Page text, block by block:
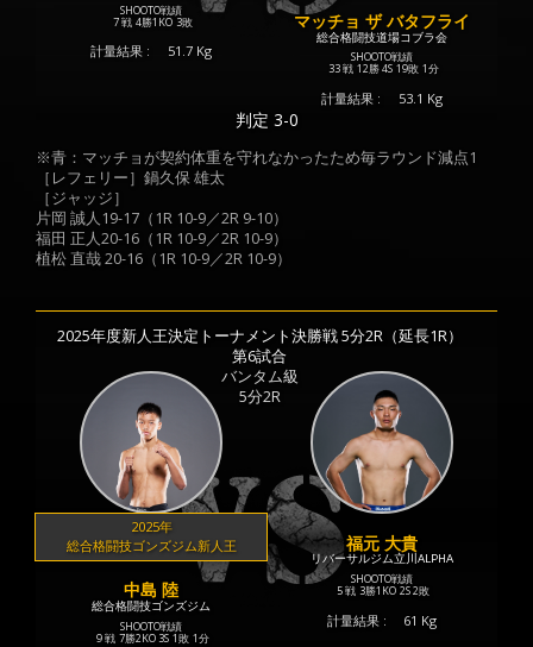
SHOOTO戦績
7 戦 4勝1KO 3敗
計量結果 : 51.7 Kg
マッチョ ザ バタフライ
総合格闘技道場コブラ会
SHOOTO戦績
33 戦 12勝 4S 19敗 1分
計量結果 : 53.1 Kg
判定 3-0
※青：マッチョが契約体重を守れなかったため毎ラウンド減点1
［レフェリー］鍋久保 雄太
［ジャッジ］
片岡 誠人19-17（1R 10-9／2R 9-10）
福田 正人20-16（1R 10-9／2R 10-9）
植松 直哉 20-16（1R 10-9／2R 10-9）
2025年度新人王決定トーナメント決勝戦 5分2R（延長1R）
第6試合
バンタム級
5分2R
2025年
総合格闘技ゴンズジム新人王
中島 陸
総合格闘技ゴンズジム
SHOOTO戦績
9 戦 7勝2KO 3S 1敗 1分
福元 大貴
リバーサルジム立川ALPHA
SHOOTO戦績
5 戦 3勝1KO 2S 2敗
計量結果 : 61 Kg